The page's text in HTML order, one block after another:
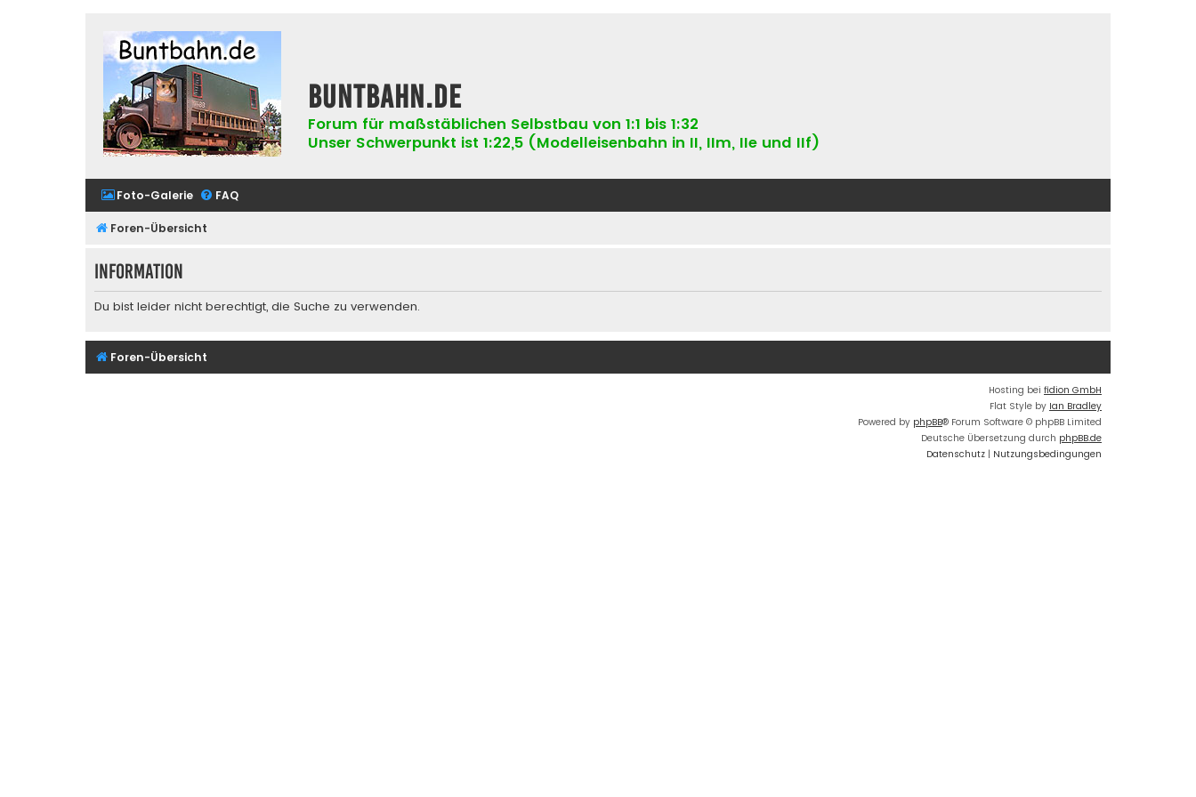
buntbahn.de
Forum für maßstäblichen Selbstbau von 1:1 bis 1:32
Unser Schwerpunkt ist 1:22,5 (Modelleisenbahn in II, IIm, IIe und IIf)
Foto-Galerie FAQ
Foren-Übersicht
Information
Du bist leider nicht berechtigt, die Suche zu verwenden.
Foren-Übersicht
Hosting bei fidion GmbH
Flat Style by Ian Bradley
Powered by phpBB® Forum Software © phpBB Limited
Deutsche Übersetzung durch phpBB.de
Datenschutz | Nutzungsbedingungen